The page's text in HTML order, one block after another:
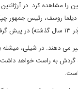
مشاهده کرد. در
روسف، رئیس جمهور
می دهند. در شیلی، میشله
گردش به راست خواهد